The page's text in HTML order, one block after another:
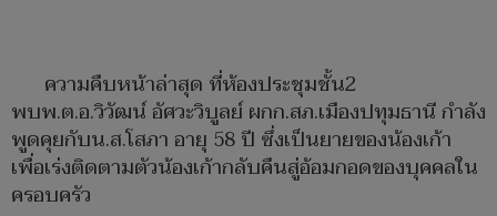
ความคืบหน้าล่าสุด ที่ห้องประชุมชั้น2
พบพ.ต.อ.วิวัฒน์ อัศวะวิบูลย์ ผกก.สภ.เมืองปทุมธานี กำลัง
พูดคุยกับน.ส.โสภา อายุ 58 ปี ซึ่งเป็นยายของน้องเก้า
เพื่อเร่งติดตามตัวน้องเก้ากลับคืนสู่อ้อมกอดของบุคคลใน
ครอบครัว